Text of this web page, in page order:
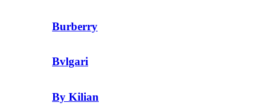
Burberry
Bvlgari
By Kilian